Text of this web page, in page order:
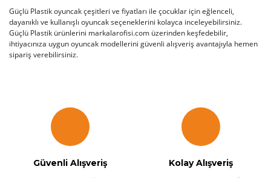
Güçlü Plastik oyuncak çeşitleri ve fiyatları ile çocuklar için eğlenceli,
dayanıklı ve kullanışlı oyuncak seçeneklerini kolayca inceleyebilirsiniz.
Güçlü Plastik ürünlerini markalarofisi.com üzerinden keşfedebilir,
ihtiyacınıza uygun oyuncak modellerini güvenli alışveriş avantajıyla hemen
sipariş verebilirsiniz.
Güvenli Alışveriş Kolay Alışveriş